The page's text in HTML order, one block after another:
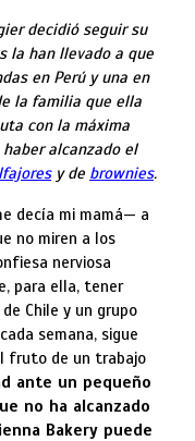
decidió seguir su
la han llevado a que
en Perú y una en
la familia que ella
con la máxima
alcanzado el
y de brownies.
decía mi mamá— a
no miren a los
nerviosa
para ella, tener
Chile y un grupo
semana, sigue
fruto de un trabajo
ante un pequeño
no ha alcanzado
Bakery puede